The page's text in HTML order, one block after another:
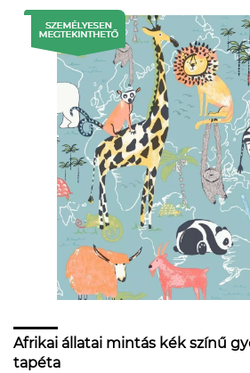
Afrikai állatai mintás kék színű
tapéta